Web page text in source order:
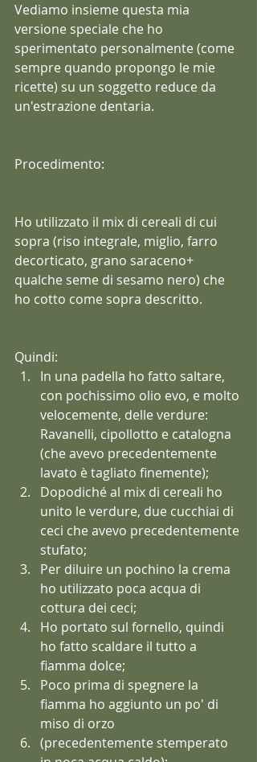
Vediamo insieme questa mia
versione speciale che ho
sperimentato personalmente (come
sempre quando propongo le mie
ricette) su un soggetto reduce da
un'estrazione dentaria.
Procedimento:
Ho utilizzato il mix di cereali di cui
sopra (riso integrale, miglio, farro
decorticato, grano saraceno+
qualche seme di sesamo nero) che
ho cotto come sopra descritto.
Quindi:
In una padella ho fatto saltare,
con pochissimo olio evo, e molto
velocemente, delle verdure:
Ravanelli, cipollotto e catalogna
(che avevo precedentemente
lavato è tagliato finemente);
Dopodiché al mix di cereali ho
unito le verdure, due cucchiai di
ceci che avevo precedentemente
stufato;
Per diluire un pochino la crema
ho utilizzato poca acqua di
cottura dei ceci;
Ho portato sul fornello, quindi
ho fatto scaldare il tutto a
fiamma dolce;
Poco prima di spegnere la
fiamma ho aggiunto un po' di
miso di orzo
(precedentemente stemperato